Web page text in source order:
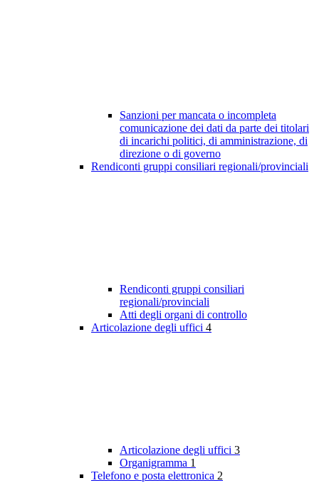
Sanzioni per mancata o incompleta
comunicazione dei dati da parte dei titolari
di incarichi politici, di amministrazione, di
direzione o di governo
Rendiconti gruppi consiliari regionali/provinciali
Rendiconti gruppi consiliari
regionali/provinciali
Atti degli organi di controllo
Articolazione degli uffici 4
Articolazione degli uffici 3
Organigramma 1
Telefono e posta elettronica 2